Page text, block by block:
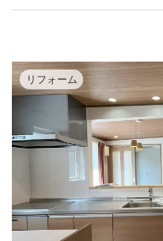
リフォーム